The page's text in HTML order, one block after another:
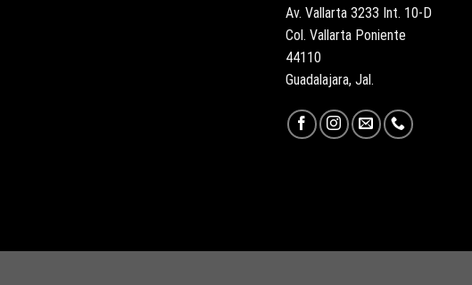
Av. Vallarta 3233 Int. 10-D
Col. Vallarta Poniente
44110
Guadalajara, Jal.